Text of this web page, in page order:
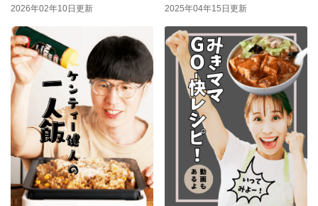
2026年02年10日更新 2025年04年15日更新